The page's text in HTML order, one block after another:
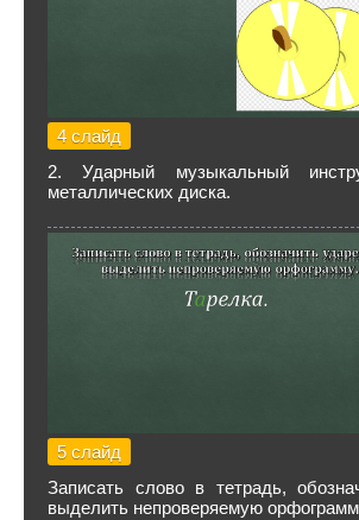
4 слайд
2. Ударный музыкальный
металлических диска.
5 слайд
Записать слово в тетрадь,
выделить непроверяемую